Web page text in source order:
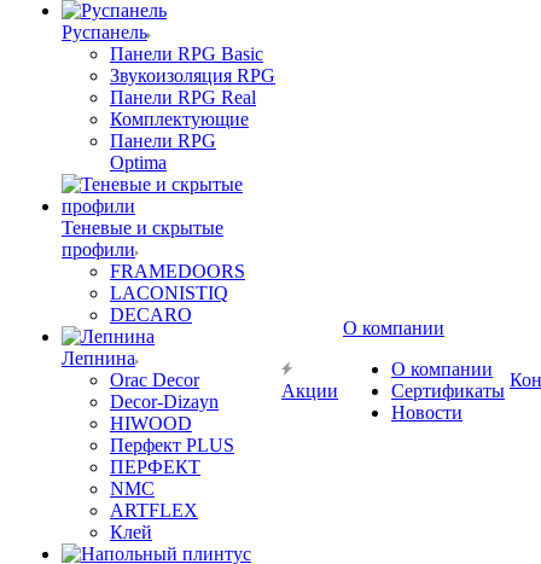
Руспанель
Панели RPG Basic
Звукоизоляция RPG
Панели RPG Real
Комплектующие
Панели RPG
Optima
Теневые и скрытые
профили
FRAMEDOORS
LACONISTIQ
DECARO
Лепнина
Orac Decor
Decor-Dizayn
HIWOOD
Перфект PLUS
ПЕРФЕКТ
NMC
ARTFLEX
Клей
Акции
О компании
О компании
Сертификаты
Новости